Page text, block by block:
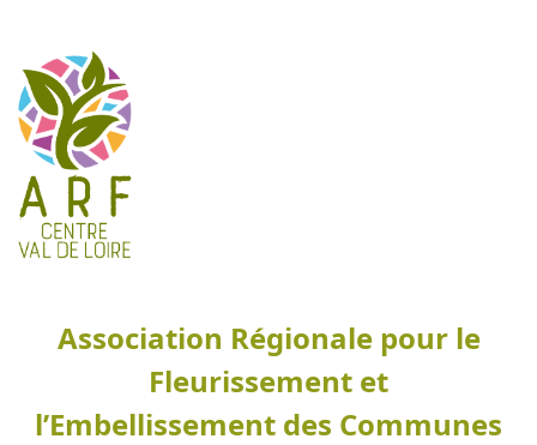
Association Régionale pour le
Fleurissement et
l’Embellissement des Communes